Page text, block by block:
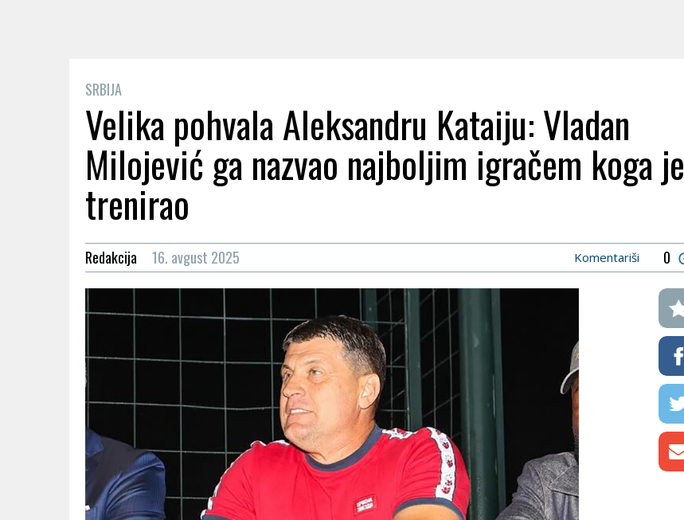
SRBIJA
Velika pohvala Aleksandru Kataiju: Vladan
Milojević ga nazvao najboljim igračem koga je
trenirao
Redakcija 16. avgust 2025 0
Komentariši